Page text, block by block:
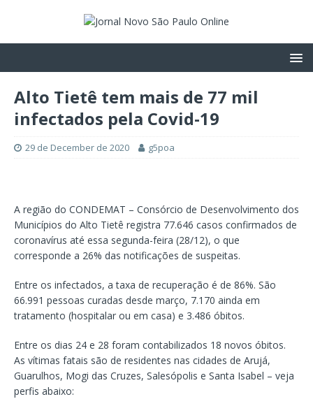
Alto Tietê tem mais de 77 mil
infectados pela Covid-19
29 de December de 2020 g5poa
A região do CONDEMAT – Consórcio de Desenvolvimento dos
Municípios do Alto Tietê registra 77.646 casos confirmados de
coronavírus até essa segunda-feira (28/12), o que
corresponde a 26% das notificações de suspeitas.
Entre os infectados, a taxa de recuperação é de 86%. São
66.991 pessoas curadas desde março, 7.170 ainda em
tratamento (hospitalar ou em casa) e 3.486 óbitos.
Entre os dias 24 e 28 foram contabilizados 18 novos óbitos.
As vítimas fatais são de residentes nas cidades de Arujá,
Guarulhos, Mogi das Cruzes, Salesópolis e Santa Isabel – veja
perfis abaixo: